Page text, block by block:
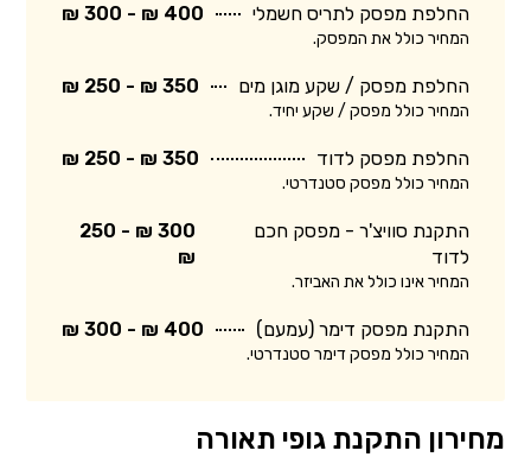
החלפת מפסק לתריס חשמלי 400 ₪ - 300 ₪
המחיר כולל את המפסק.
החלפת מפסק / שקע מוגן מים 350 ₪ - 250 ₪
המחיר כולל מפסק / שקע יחיד.
החלפת מפסק לדוד 350 ₪ - 250 ₪
המחיר כולל מפסק סטנדרטי.
התקנת סוויצ'ר - מפסק חכם
לדוד
300 ₪ - 250
₪
המחיר אינו כולל את האביזר.
התקנת מפסק דימר (עמעם) 400 ₪ - 300 ₪
המחיר כולל מפסק דימר סטנדרטי.
מחירון התקנת גופי תאורה